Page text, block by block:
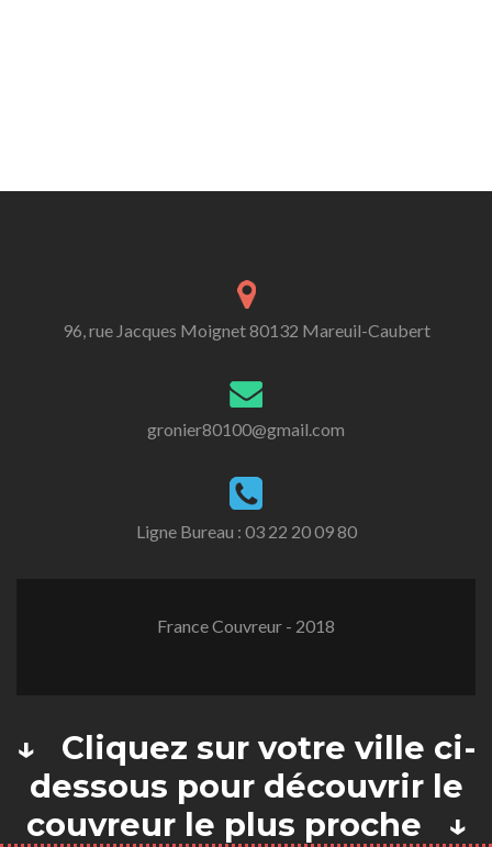
96, rue Jacques Moignet 80132 Mareuil-Caubert
gronier80100@gmail.com
Ligne Bureau : 03 22 20 09 80
France Couvreur - 2018
↓ Cliquez sur votre ville ci-
dessous pour découvrir le
couvreur le plus proche ↓